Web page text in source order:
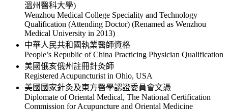
溫州醫科大學)
Wenzhou Medical College Speciality and Technology
Qualification (Attending Doctor) (Renamed as Wenzhou
Medical University in 2013)
中華人民共和國執業醫師資格
People’s Republic of China Practicing Physician Qualification
美國俄亥俄州註冊針灸師
Registered Acupuncturist in Ohio, USA
美國國家針灸及東方醫學認證委員會文憑
Diplomate of Oriental Medical, The National Certification
Commission for Acupuncture and Oriental Medicine